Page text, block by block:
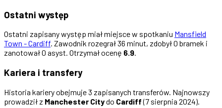
Ostatni występ
Ostatni zapisany występ miał miejsce w spotkaniu Mansfield
Town - Cardiff. Zawodnik rozegrał 36 minut, zdobył 0 bramek i
zanotował 0 asyst. Otrzymał ocenę 6.9.
Kariera i transfery
Historia kariery obejmuje 3 zapisanych transferów. Najnowszy
prowadził z Manchester Citydo Cardiff(7 sierpnia 2024).